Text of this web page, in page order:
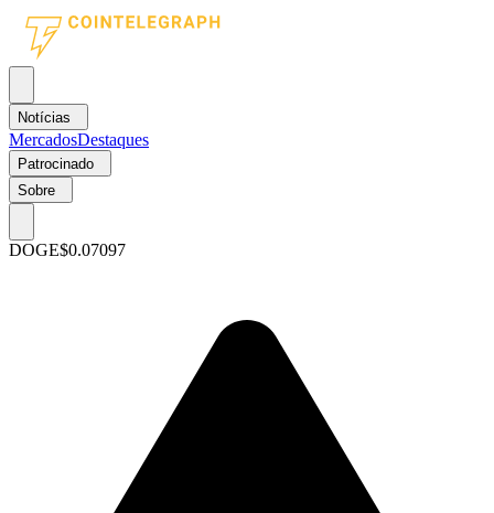
Notícias
MercadosDestaques
Patrocinado
Sobre
DOGE$0.07097